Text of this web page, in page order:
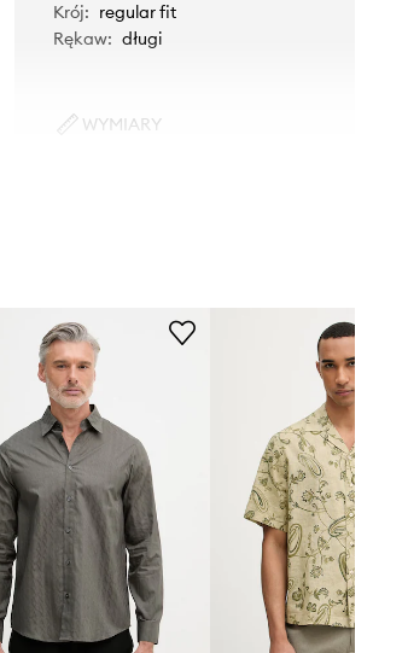
Krój: regular fit
Rękaw: długi
WYMIARY
Rozmiary prezentowane w sklepie
zostały przeliczone na standardową,
europejską tabelę rozmiarową. Na
metce dostarczonego produktu
znajduje się oryginalne oznaczenie
producenta.
Tabela rozmiarów